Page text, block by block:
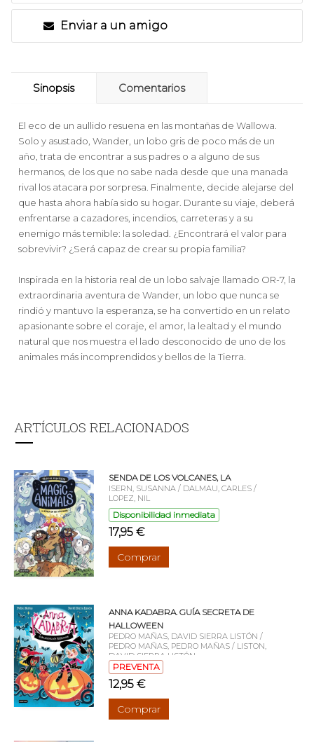
Enviar a un amigo
Sinopsis Comentarios
El eco de un aullido resuena en las montañas de Wallowa.
Solo y asustado, Wander, un lobo gris de poco más de un
año, trata de encontrar a sus padres o a alguno de sus
hermanos, de los que no sabe nada desde que una manada
rival los atacara por sorpresa. Finalmente, decide alejarse del
que hasta ahora había sido su hogar. Durante su viaje, deberá
enfrentarse a cazadores, incendios, carreteras y a su
enemigo más temible: la soledad. ¿Encontrará el valor para
sobrevivir? ¿Será capaz de crear su propia familia?
Inspirada en la historia real de un lobo salvaje llamado OR-7, la
extraordinaria aventura de Wander, un lobo que nunca se
rindió y mantuvo la esperanza, se ha convertido en un relato
apasionante sobre el coraje, el amor, la lealtad y el mundo
natural que nos muestra el lado desconocido de uno de los
animales más incomprendidos y bellos de la Tierra.
ARTÍCULOS RELACIONADOS
SENDA DE LOS VOLCANES, LA
ISERN, SUSANNA / DALMAU, CARLES /
LOPEZ, NIL
Disponibilidad inmediata
17,95 €
Comprar
ANNA KADABRA. GUÍA SECRETA DE
HALLOWEEN
PEDRO MAÑAS, DAVID SIERRA LISTÓN /
PEDRO MAÑAS, PEDRO MAÑAS / LISTON,
DAVID SIERRA LISTÓN
PREVENTA
12,95 €
Comprar